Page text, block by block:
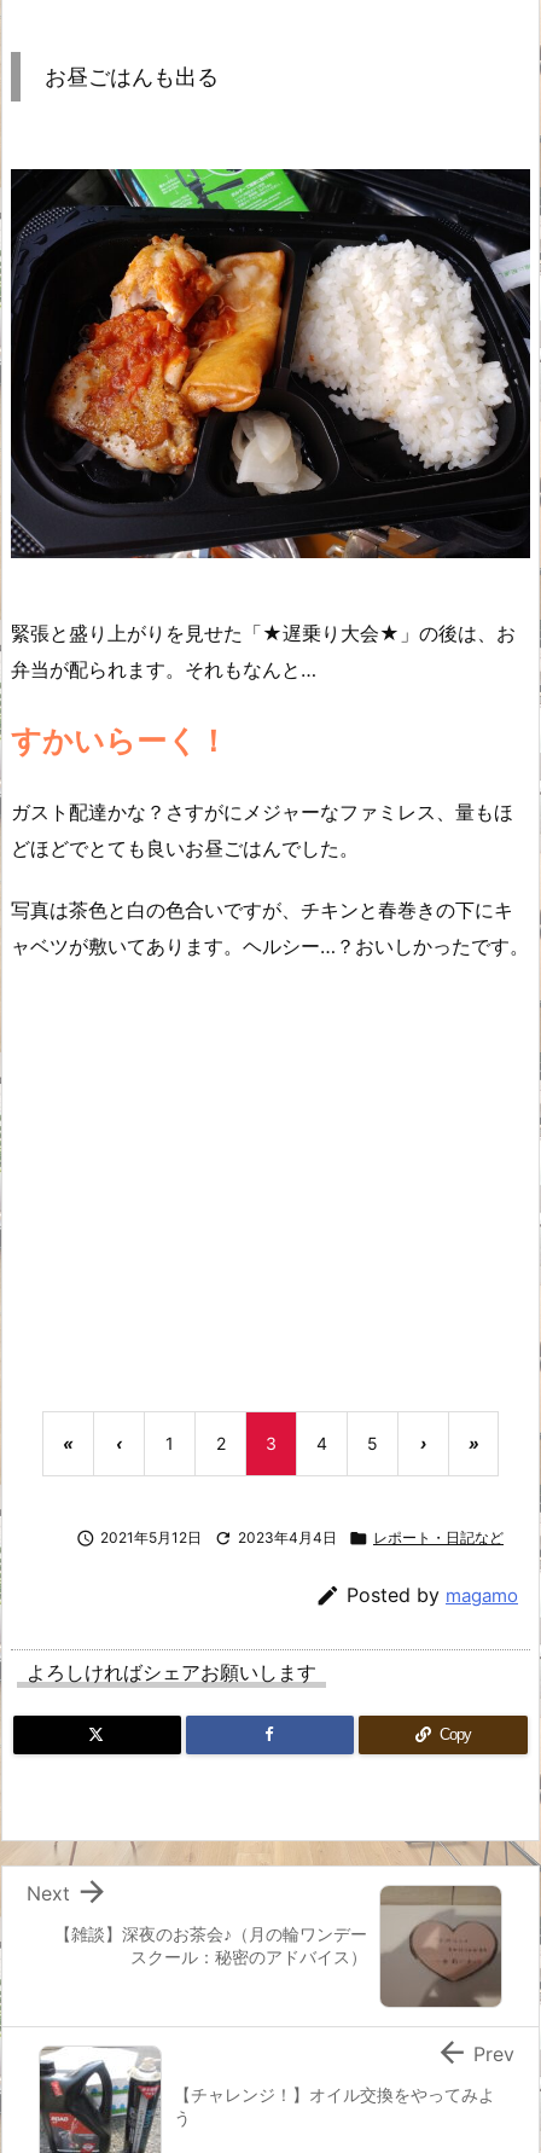
お昼ごはんも出る
緊張と盛り上がりを見せた「★遅乗り大会★」の後は、お
弁当が配られます。それもなんと…
すかいらーく！
ガスト配達かな？さすがにメジャーなファミレス、量もほ
どほどでとても良いお昼ごはんでした。
写真は茶色と白の色合いですが、チキンと春巻きの下にキ
ャベツが敷いてあります。ヘルシー…？おいしかったです。
« ‹ 1 2 3 4 5 › »
 2021年5月12日  2023年4月4日  レポート・日記など
 Posted by magamo
よろしければシェアお願いします
Copy
【雑談】深夜のお茶会♪（月の輪ワンデー
スクール：秘密のアドバイス）

Next
【チャレンジ！】オイル交換をやってみよ
う
 Prev